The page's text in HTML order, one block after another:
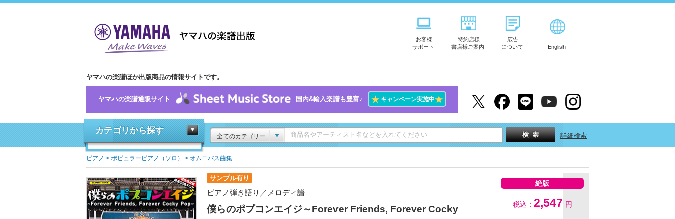
お客様
サポート
特約店様
書店様ご案内
広告
について
English
ヤマハの楽譜ほか出版商品の情報サイトです。
ヤマハの楽譜通販サイト 国内&輸入楽譜も豊富♪ ★キャンペーン実施中★
カテゴリから探す
全てのカテゴリー 詳細検索
ピアノ > ポピュラーピアノ（ソロ） > オムニバス曲集
サンプル有り
ピアノ弾き語り／メロディ譜
僕らのポプコンエイジ～Forever Friends, Forever Cocky
絶版
税込： 2,547 円